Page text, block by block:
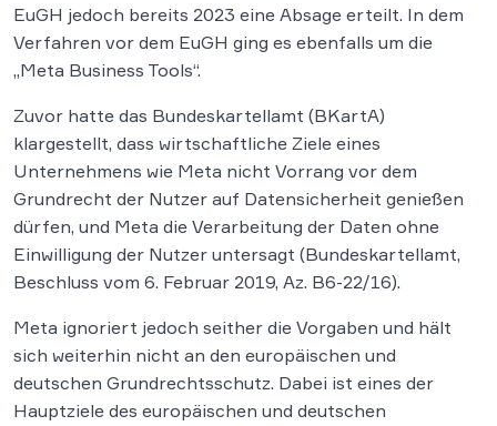
EuGH jedoch bereits 2023 eine Absage erteilt. In dem
Verfahren vor dem EuGH ging es ebenfalls um die
„Meta Business Tools“.
Zuvor hatte das Bundeskartellamt (BKartA)
klargestellt, dass wirtschaftliche Ziele eines
Unternehmens wie Meta nicht Vorrang vor dem
Grundrecht der Nutzer auf Datensicherheit genießen
dürfen, und Meta die Verarbeitung der Daten ohne
Einwilligung der Nutzer untersagt (Bundeskartellamt,
Beschluss vom 6. Februar 2019, Az. B6-22/16).
Meta ignoriert jedoch seither die Vorgaben und hält
sich weiterhin nicht an den europäischen und
deutschen Grundrechtsschutz. Dabei ist eines der
Hauptziele des europäischen und deutschen